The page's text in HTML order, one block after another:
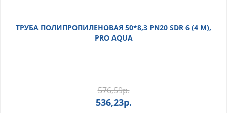
ТРУБА ПОЛИПРОПИЛЕНОВАЯ 50*8,3 PN20 SDR 6 (4 М),
PRO AQUA
576,59р.
536,23р.